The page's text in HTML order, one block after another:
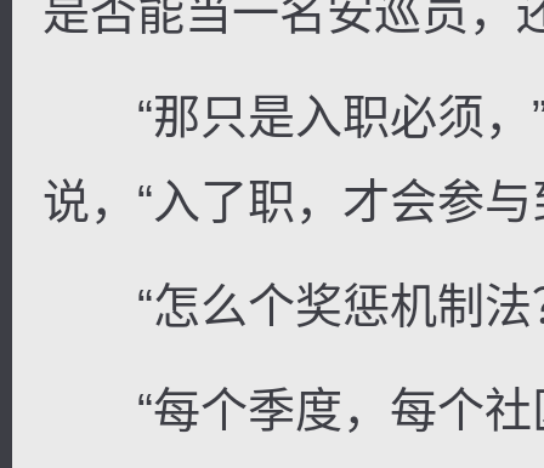
是否能当一名安巡员，
“那只是入职必须，”
说，“入了职，才会参
“怎么个奖惩机制法
“每个季度，每个社